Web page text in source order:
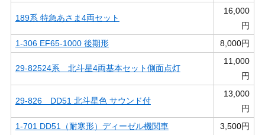
189系 特急あさま4両セット
16,000
円
1-306 EF65-1000 後期形
8,000円
29-82524系 北斗星4両基本セット側面点灯
11,000
円
29-826 DD51 北斗星色 サウンド付
13,000
円
1-701 DD51（耐寒形）ディーゼル機関車
3,500円